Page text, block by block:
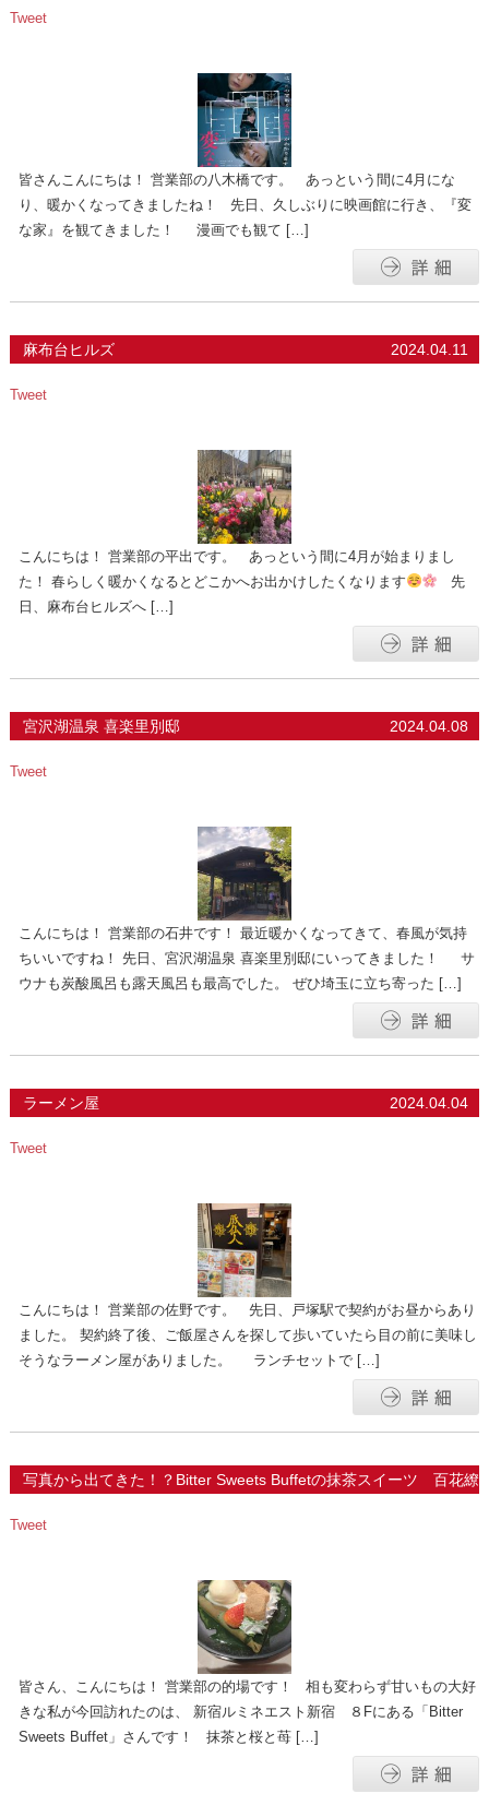
Tweet
皆さんこんにちは！ 営業部の八木橋です。 あっという間に4月にな
り、暖かくなってきましたね！ 先日、久しぶりに映画館に行き、『変
な家』を観てきました！ 漫画でも観て […]
麻布台ヒルズ 2024.04.11
Tweet
こんにちは！ 営業部の平出です。 あっという間に4月が始まりまし
た！ 春らしく暖かくなるとどこかへお出かけしたくなります
先
日、麻布台ヒルズへ […]
宮沢湖温泉 喜楽里別邸 2024.04.08
Tweet
こんにちは！ 営業部の石井です！ 最近暖かくなってきて、春風が気持
ちいいですね！ 先日、宮沢湖温泉 喜楽里別邸にいってきました！ サ
ウナも炭酸風呂も露天風呂も最高でした。 ぜひ埼玉に立ち寄った […]
ラーメン屋 2024.04.04
Tweet
こんにちは！ 営業部の佐野です。 先日、戸塚駅で契約がお昼からあり
ました。 契約終了後、ご飯屋さんを探して歩いていたら目の前に美味し
そうなラーメン屋がありました。 ランチセットで […]
写真から出てきた！？Bitter Sweets Buffetの抹茶スイーツ 百花繚
Tweet
皆さん、こんにちは！ 営業部の的場です！ 相も変わらず甘いもの大好
きな私が今回訪れたのは、 新宿ルミネエスト新宿 ８Fにある「Bitter
Sweets Buffet」さんです！ 抹茶と桜と苺 […]